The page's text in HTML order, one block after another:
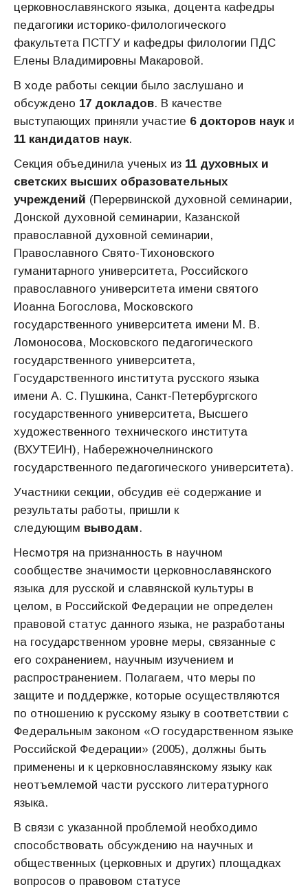
церковнославянского языка, доцента кафедры
педагогики историко-филологического
факультета ПСТГУ и кафедры филологии ПДС
Елены Владимировны Макаровой.
В ходе работы секции было заслушано и
обсуждено 17 докладов. В качестве
выступающих приняли участие 6 докторов науки
11 кандидатов наук.
Секция объединила ученых из 11 духовных и
светских высших образовательных
учреждений (Перервинской духовной семинарии,
Донской духовной семинарии, Казанской
православной духовной семинарии,
Православного Свято-Тихоновского
гуманитарного университета, Российского
православного университета имени святого
Иоанна Богослова, Московского
государственного университета имени М. В.
Ломоносова, Московского педагогического
государственного университета,
Государственного института русского языка
имени А. С. Пушкина, Санкт-Петербургского
государственного университета, Высшего
художественного технического института
(ВХУТЕИН), Набережночелнинского
государственного педагогического университета).
Участники секции, обсудив её содержание и
результаты работы, пришли к
следующим выводам.
Несмотря на признанность в научном
сообществе значимости церковнославянского
языка для русской и славянской культуры в
целом, в Российской Федерации не определен
правовой статус данного языка, не разработаны
на государственном уровне меры, связанные с
его сохранением, научным изучением и
распространением. Полагаем, что меры по
защите и поддержке, которые осуществляются
по отношению к русскому языку в соответствии с
Федеральным законом «О государственном языке
Российской Федерации» (2005), должны быть
применены и к церковнославянскому языку как
неотъемлемой части русского литературного
языка.
В связи с указанной проблемой необходимо
способствовать обсуждению на научных и
общественных (церковных и других) площадках
вопросов о правовом статусе